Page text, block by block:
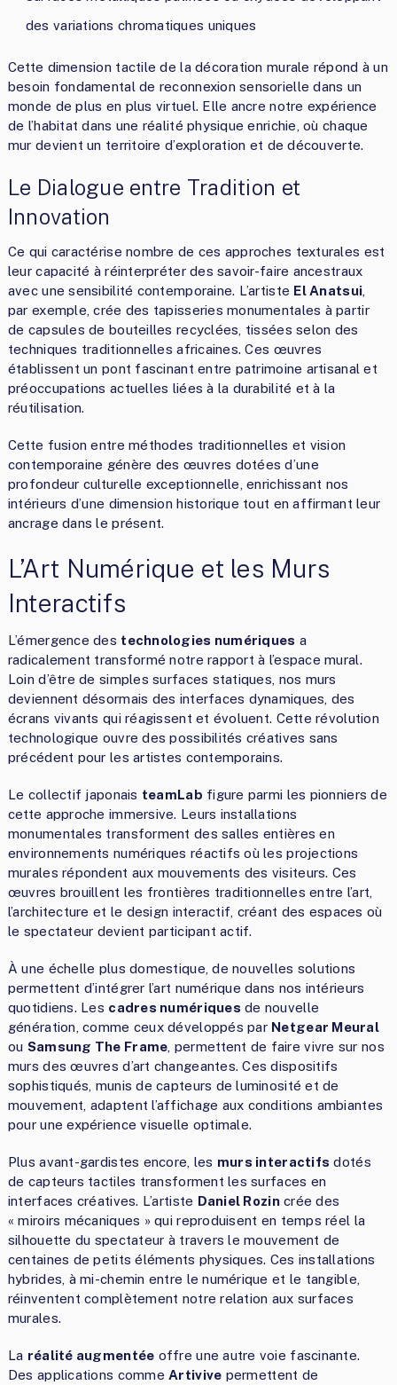
des variations chromatiques uniques
Cette dimension tactile de la décoration murale répond à un
besoin fondamental de reconnexion sensorielle dans un
monde de plus en plus virtuel. Elle ancre notre expérience
de l’habitat dans une réalité physique enrichie, où chaque
mur devient un territoire d’exploration et de découverte.
Le Dialogue entre Tradition et
Innovation
Ce qui caractérise nombre de ces approches texturales est
leur capacité à réinterpréter des savoir-faire ancestraux
avec une sensibilité contemporaine. L’artiste El Anatsui
par exemple, crée des tapisseries monumentales à partir
de capsules de bouteilles recyclées, tissées selon des
techniques traditionnelles africaines. Ces œuvres
établissent un pont fascinant entre patrimoine artisanal et
préoccupations actuelles liées à la durabilité et à la
réutilisation.
Cette fusion entre méthodes traditionnelles et vision
contemporaine génère des œuvres dotées d’une
profondeur culturelle exceptionnelle, enrichissant nos
intérieurs d’une dimension historique tout en affirmant leur
ancrage dans le présent.
L’Art Numérique et les Murs
Interactifs
L’émergence des technologies numériques a
radicalement transformé notre rapport à l’espace mural.
Loin d’être de simples surfaces statiques, nos murs
deviennent désormais des interfaces dynamiques, des
écrans vivants qui réagissent et évoluent. Cette révolution
technologique ouvre des possibilités créatives sans
précédent pour les artistes contemporains.
Le collectif japonais teamLab figure parmi les pionniers de
cette approche immersive. Leurs installations
monumentales transforment des salles entières en
environnements numériques réactifs où les projections
murales répondent aux mouvements des visiteurs. Ces
œuvres brouillent les frontières traditionnelles entre l’art,
l’architecture et le design interactif, créant des espaces où
le spectateur devient participant actif.
À une échelle plus domestique, de nouvelles solutions
permettent d’intégrer l’art numérique dans nos intérieurs
quotidiens. Les cadres numériques de nouvelle
génération, comme ceux développés par Netgear Meural
ou Samsung The Frame , permettent de faire vivre sur nos
murs des œuvres d’art changeantes. Ces dispositifs
sophistiqués, munis de capteurs de luminosité et de
mouvement, adaptent l’affichage aux conditions ambiantes
pour une expérience visuelle optimale.
Plus avant-gardistes encore, les murs interactifs dotés
de capteurs tactiles transforment les surfaces en
interfaces créatives. L’artiste Daniel Rozincrée des
« miroirs mécaniques » qui reproduisent en temps réel la
silhouette du spectateur à travers le mouvement de
centaines de petits éléments physiques. Ces installations
hybrides, à mi-chemin entre le numérique et le tangible,
réinventent complètement notre relation aux surfaces
murales.
La réalité augmentée offre une autre voie fascinante.
Des applications comme Artivive permettent de